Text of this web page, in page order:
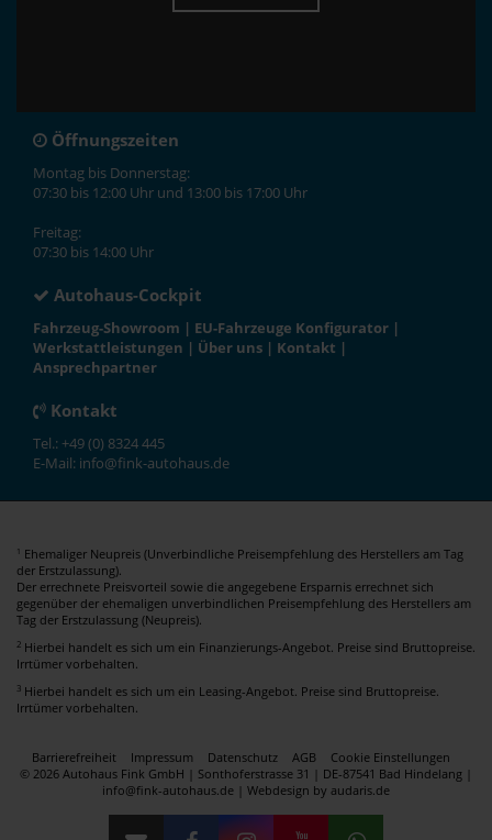
Öffnungszeiten
Montag bis Donnerstag:
07:30 bis 12:00 Uhr und 13:00 bis 17:00 Uhr
Freitag:
07:30 bis 14:00 Uhr
Autohaus-Cockpit
Fahrzeug-Showroom | EU-Fahrzeuge Konfigurator |
Werkstattleistungen | Über uns | Kontakt |
Ansprechpartner
Kontakt
Tel.: +49 (0) 8324 445
E-Mail: info@fink-autohaus.de
1 Ehemaliger Neupreis (Unverbindliche Preisempfehlung des Herstellers am Tag
der Erstzulassung).
Der errechnete Preisvorteil sowie die angegebene Ersparnis errechnet sich
gegenüber der ehemaligen unverbindlichen Preisempfehlung des Herstellers am
Tag der Erstzulassung (Neupreis).
2 Hierbei handelt es sich um ein Finanzierungs-Angebot. Preise sind Bruttopreise.
Irrtümer vorbehalten.
3 Hierbei handelt es sich um ein Leasing-Angebot. Preise sind Bruttopreise.
Irrtümer vorbehalten.
Barrierefreiheit Impressum Datenschutz AGB
Cookie Einstellungen
© 2026 Autohaus Fink GmbH | Sonthoferstrasse 31 | DE-87541 Bad Hindelang |
info@fink-autohaus.de | Webdesign by audaris.de